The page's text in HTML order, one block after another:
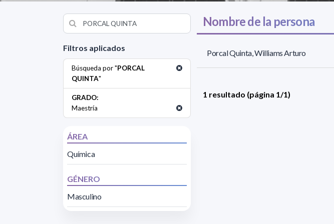
Filtros aplicados
Búsqueda por "PORCAL
QUINTA"
GRADO:
Maestría
ÁREA
Química
GÉNERO
Masculino
Nombre de la persona
Porcal Quinta, Williams Arturo
1 resultado (página 1/1)